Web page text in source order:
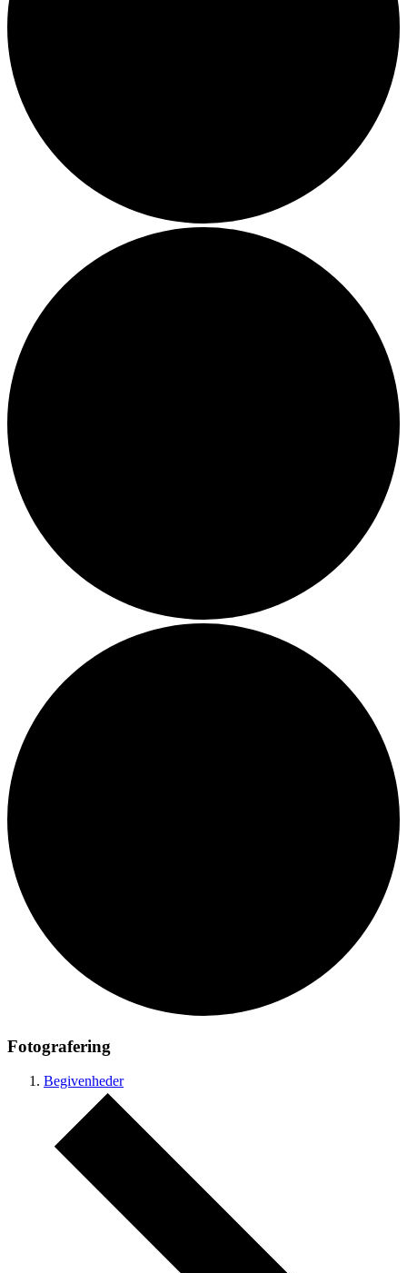
Fotografering
Begivenheder